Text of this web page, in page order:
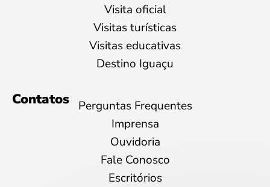
Visita oficial
Visitas turísticas
Visitas educativas
Destino Iguaçu
Contatos
Perguntas Frequentes
Imprensa
Ouvidoria
Fale Conosco
Escritórios